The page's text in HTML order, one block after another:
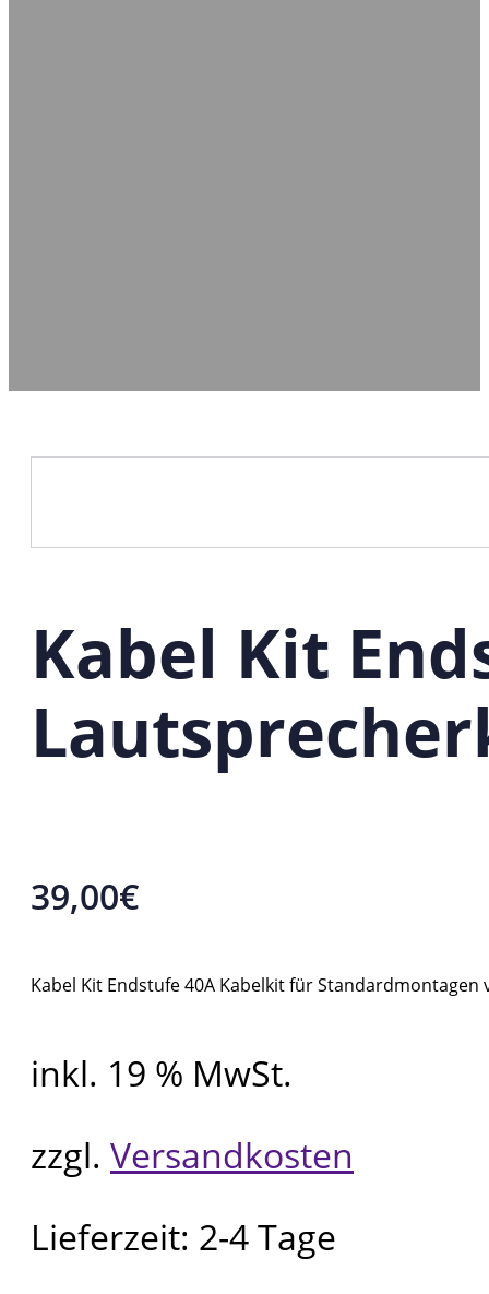
Kabel Kit
39,00€
Kabel Kit Endstufe 40A Kabelkit für
inkl. 19 % MwSt.
zzgl. Versandkosten
Lieferzeit: 2-4 Tage